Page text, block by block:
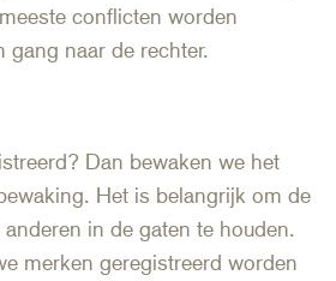
conflicten worden
gang naar de rechter.
Dan bewaken we het
Het is belangrijk om de
in de gaten te houden.
merken geregistreerd worden